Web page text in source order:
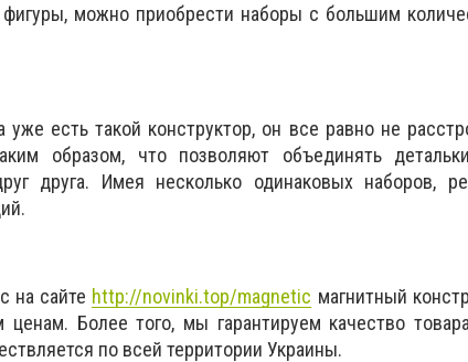
можно приобрести наборы с большим
есть такой конструктор, он все равно не
образом, что позволяют объединять
друга. Имея несколько одинаковых наборов,
на сайте http://novinki.top/magnetic магнитный
Более того, мы гарантируем качество
по всей территории Украины.